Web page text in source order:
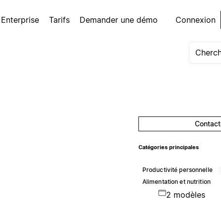
Enterprise Tarifs Demander une démo Connexion
Catégories principales
Productivité personnelle
Alimentation et nutrition
2 modèles